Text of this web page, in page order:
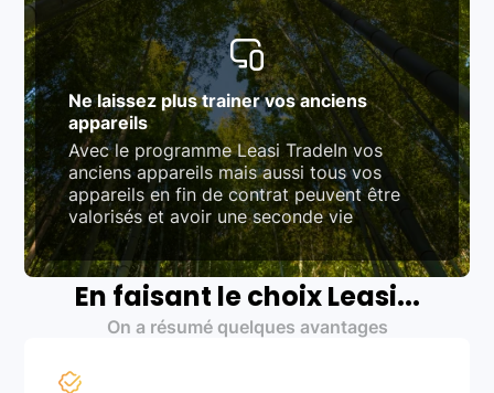
Ne laissez plus trainer vos anciens
appareils
Avec le programme Leasi TradeIn vos
anciens appareils mais aussi tous vos
appareils en fin de contrat peuvent être
valorisés et avoir une seconde vie
En faisant le choix Leasi...
On a résumé quelques avantages